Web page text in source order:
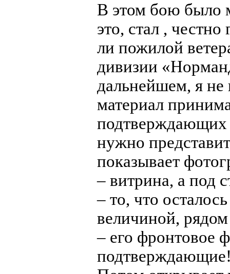
В этом бою было
это, стал ,
ли пожилой
дивизии
дальнейшем, я не
материал
подтверждающих
нужно
показывает
– витрина, а под
– то, что
величиной, рядом
– его фронтовое